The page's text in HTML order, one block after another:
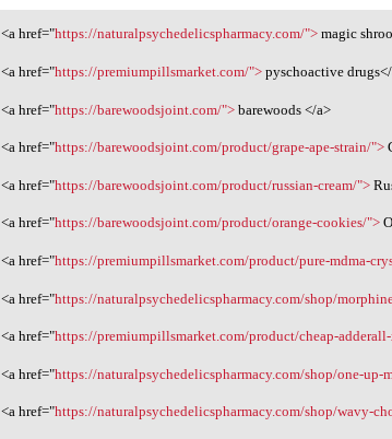
<a href="https:/
<a href="https://naturalpsychedelicspharmacy.com/"> magic
<a href="https://premiumpillsmarket.com/"> pyschoactive
<a href="https://barewoodsjoint.com/"> barewoods </a>
<a href="https://barewoodsjoint.com/product/grape-ape-strain/">
<a href="https://barewoodsjoint.com/product/russian-cream/">
<a href="https://barewoodsjoint.com/product/orange-cookies/">
<a href="https://premiumpillsmarket.com/product/pure-mdma-
<a href="https://naturalpsychedelicspharmacy.com/shop/
<a href="https://premiumpillsmarket.com/product/cheap-
<a href="https://naturalpsychedelicspharmacy.com/shop/one-up-
<a href="https://naturalpsychedelicspharmacy.com/shop/wavy-